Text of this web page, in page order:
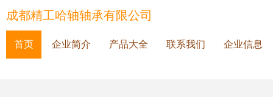
成都精工哈轴轴承有限公司
首页 企业简介 产品大全 联系我们 企业信息